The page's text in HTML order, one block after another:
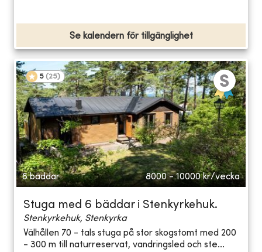
Se kalendern för tillgänglighet
5 (25)
6 bäddar 8000 - 10000 kr/vecka
Stuga med 6 bäddar i Stenkyrkehuk.
Stenkyrkehuk, Stenkyrka
Välhållen 70 - tals stuga på stor skogstomt med 200
- 300 m till naturreservat, vandringsled och ste...